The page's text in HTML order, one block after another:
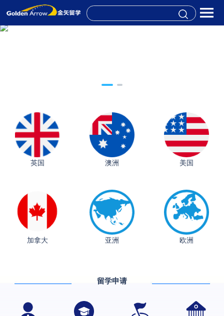
英国 澳洲 美国
加拿大 亚洲 欧洲
留学申请
格拉斯哥大学国际商务硕士录取案例